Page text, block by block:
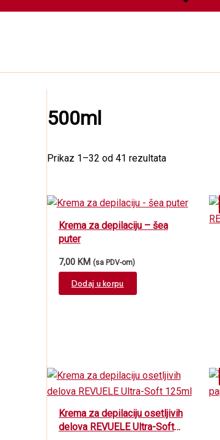
500ml
Prikaz 1–32 od 41 rezultata
Krema za depilaciju – šea
puter
7,00 KM (sa PDV-om)
Dodaj u korpu
Krema za depilaciju osetljivih
delova REVUELE Ultra-Soft